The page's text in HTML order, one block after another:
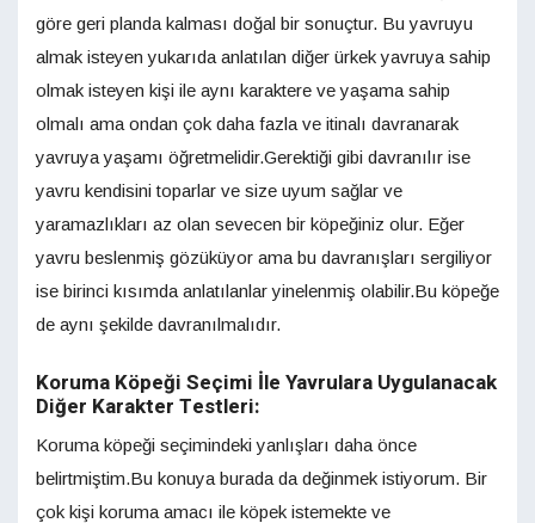
göre geri planda kalması doğal bir sonuçtur. Bu yavruyu
almak isteyen yukarıda anlatılan diğer ürkek yavruya sahip
olmak isteyen kişi ile aynı karaktere ve yaşama sahip
olmalı ama ondan çok daha fazla ve itinalı davranarak
yavruya yaşamı öğretmelidir.Gerektiği gibi davranılır ise
yavru kendisini toparlar ve size uyum sağlar ve
yaramazlıkları az olan sevecen bir köpeğiniz olur. Eğer
yavru beslenmiş gözüküyor ama bu davranışları sergiliyor
ise birinci kısımda anlatılanlar yinelenmiş olabilir.Bu köpeğe
de aynı şekilde davranılmalıdır.
Koruma Köpeği Seçimi İle Yavrulara Uygulanacak
Diğer Karakter Testleri:
Koruma köpeği seçimindeki yanlışları daha önce
belirtmiştim.Bu konuya burada da değinmek istiyorum. Bir
çok kişi koruma amacı ile köpek istemekte ve